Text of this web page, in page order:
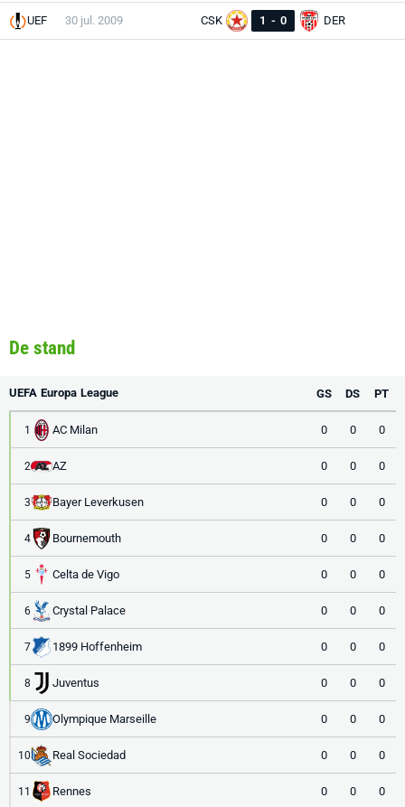
UEF 30 jul. 2009 CSK 1 - 0 DER
De stand
UEFA Europa League GS DS PT
1 AC Milan 0 0 0
2 AZ 0 0 0
3 Bayer Leverkusen 0 0 0
4 Bournemouth 0 0 0
5 Celta de Vigo 0 0 0
6 Crystal Palace 0 0 0
7 1899 Hoffenheim 0 0 0
8 Juventus 0 0 0
9 Olympique Marseille 0 0 0
10 Real Sociedad 0 0 0
11 Rennes 0 0 0